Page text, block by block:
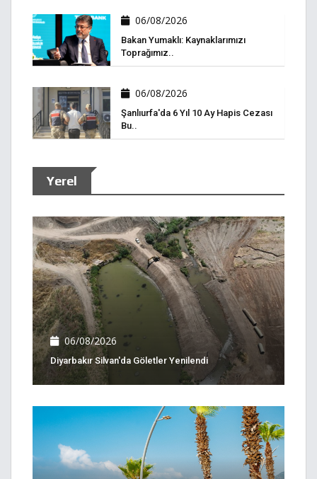
06/08/2026
Bakan Yumaklı: Kaynaklarımızı
Toprağımız..
06/08/2026
Şanlıurfa'da 6 Yıl 10 Ay Hapis Cezası
Bu..
Yerel
06/08/2026
Diyarbakır Silvan'da Göletler Yenilendi